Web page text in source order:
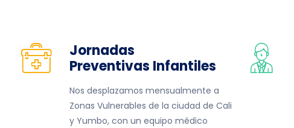
Jornadas
Preventivas Infantiles
Nos desplazamos mensualmente a
Zonas Vulnerables de la ciudad de Cali
y Yumbo, con un equipo médico